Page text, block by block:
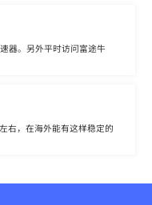
器。另外平时访问富途牛
右，在海外能有这样稳定的